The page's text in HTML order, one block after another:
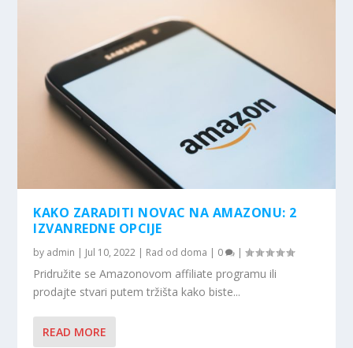
KAKO ZARADITI NOVAC NA AMAZONU: 2
IZVANREDNE OPCIJE
by admin | Jul 10, 2022 | Rad od doma | 0 |
Pridružite se Amazonovom affiliate programu ili
prodajte stvari putem tržišta kako biste...
READ MORE